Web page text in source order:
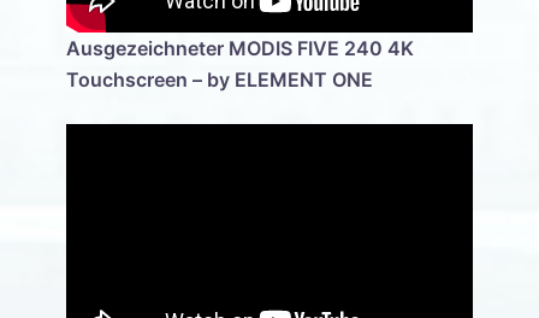
Ausgezeichneter MODIS FIVE 240 4K
Touchscreen – by ELEMENT ONE